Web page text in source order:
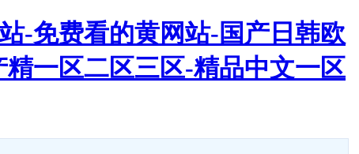
-免费看的黄网站-国产日韩欧
一区二区三区-精品中文一区